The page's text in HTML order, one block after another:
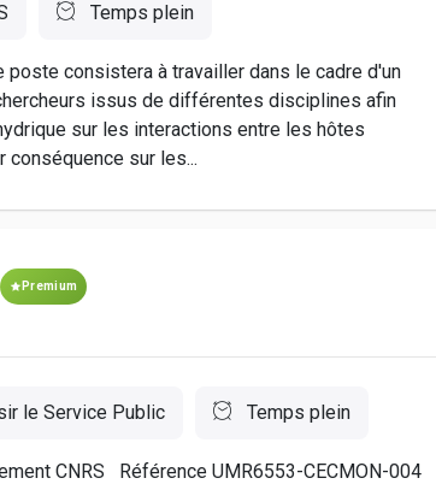
Temps plein
consistera à travailler dans le cadre d'un
issus de différentes disciplines afin
sur les interactions entre les hôtes
sur les...
Premium
le Service Public Temps plein
CNRS Référence UMR6553-CECMON-004